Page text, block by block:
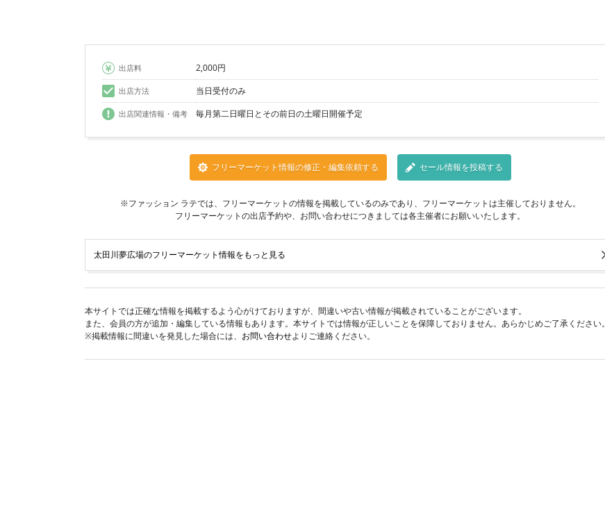
出店料 2,000円
出店方法 当日受付のみ
出店関連情報・備考 毎月第二日曜日とその前日の土曜日開催予定
フリーマーケット情報の修正・編集依頼する セール情報を投稿する
※ファッション ラテでは、フリーマーケットの情報を掲載しているのみであり、フリーマーケットは主催しておりません。
フリーマーケットの出店予約や、お問い合わせにつきましては各主催者にお願いいたします。
太田川夢広場のフリーマーケット情報をもっと見る
本サイトでは正確な情報を掲載するよう心がけておりますが、間違いや古い情報が掲載されていることがございます。
また、会員の方が追加・編集している情報もあります。本サイトでは情報が正しいことを保障しておりません。あらかじめご了承ください。
※掲載情報に間違いを発見した場合には、 お問い合わせよりご連絡ください。